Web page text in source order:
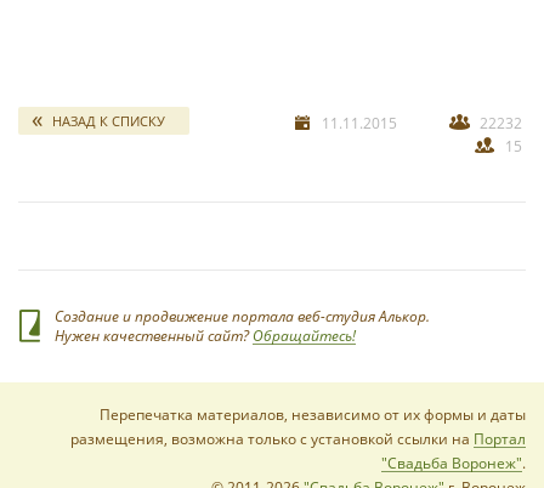
*
*
НАЗАД К СПИСКУ 11.11.2015
22232
15
Создание и продвижение портала веб-студия Алькор.
Нужен качественный сайт?Обращайтесь!
Перепечатка материалов, независимо от их формы и даты
размещения, возможна только с установкой ссылки на Портал
"Свадьба Воронеж".